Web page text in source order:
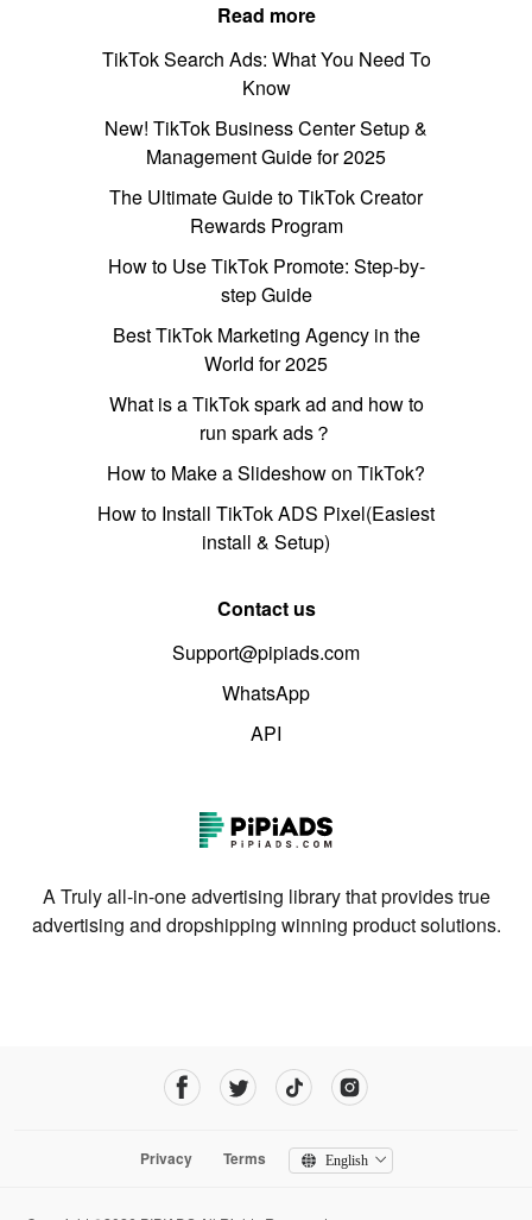
Read more
TikTok Search Ads: What You Need To
Know
New! TikTok Business Center Setup &
Management Guide for 2025
The Ultimate Guide to TikTok Creator
Rewards Program
How to Use TikTok Promote: Step-by-
step Guide
Best TikTok Marketing Agency in the
World for 2025
What is a TikTok spark ad and how to
run spark ads？
How to Make a Slideshow on TikTok?
How to Install TikTok ADS Pixel(Easiest
install & Setup)
Contact us
Support@pipiads.com
WhatsApp
API
A Truly all-in-one advertising library that provides true
advertising and dropshipping winning product solutions.
Privacy Terms English